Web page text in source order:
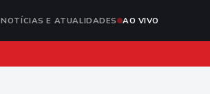
NOTÍCIAS E ATUALIDADES AO VIVO